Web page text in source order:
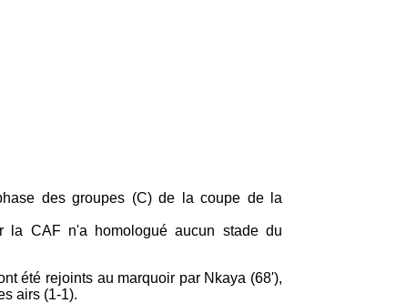
des groupes (C) de la coupe de la
la CAF n'a homologué aucun stade du
été rejoints au marquoir par Nkaya (68'),
airs (1-1).